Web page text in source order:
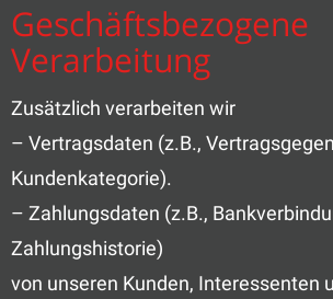
Geschäftsbezogene
Verarbeitung
Zusätzlich verarbeiten wir
– Vertragsdaten (z.B.,
Kundenkategorie).
– Zahlungsdaten (z.B.,
Zahlungshistorie)
von unseren Kunden, Interessenten